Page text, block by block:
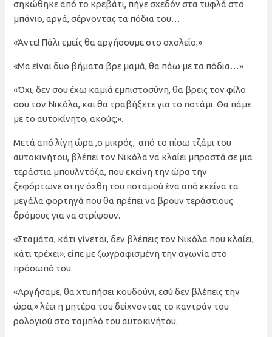
σηκώθηκε από το κρεβάτι, πήγε σχεδόν στα τυφλά στο
μπάνιο, αργά, σέρνοντας τα πόδια του…
«Άντε! Πάλι εμείς θα αργήσουμε στο σχολείο;»
«Μα είναι δυο βήματα βρε μαμά, θα πάω με τα πόδια…»
«Όχι, δεν σου έχω καμιά εμπιστοσύνη, θα βρεις τον φίλο
σου τον Νικόλα, και θα τραβήξετε για το ποτάμι. Θα πάμε
με το αυτοκίνητο, ακούς;».
Μετά από λίγη ώρα ,ο μικρός, από το πίσω τζάμι του
αυτοκινήτου, βλέπει τον Νικόλα να κλαίει μπροστά σε μια
τεράστια μπουλντόζα, που εκείνη την ώρα την
ξεφόρτωνε στην όχθη του ποταμού ένα από εκείνα τα
μεγάλα φορτηγά που θα πρέπει να βρουν τεράστιους
δρόμους για να στρίψουν.
«Σταμάτα, κάτι γίνεται, δεν βλέπεις τον Νικόλα που κλαίει,
κάτι τρέχει», είπε με ζωγραφισμένη την αγωνία στο
πρόσωπό του.
«Αργήσαμε, θα χτυπήσει κουδούνι, εσύ δεν βλέπεις την
ώρα;» λέει η μητέρα του δείχνοντας το καντράν του
ρολογιού στο ταμπλό του αυτοκινήτου.